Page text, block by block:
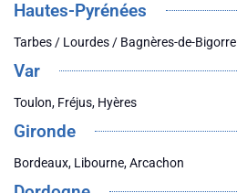
Hautes-Pyrénées
Tarbes / Lourdes / Bagnères-de-Bigorre
Var
Toulon, Fréjus, Hyères
Gironde
Bordeaux, Libourne, Arcachon